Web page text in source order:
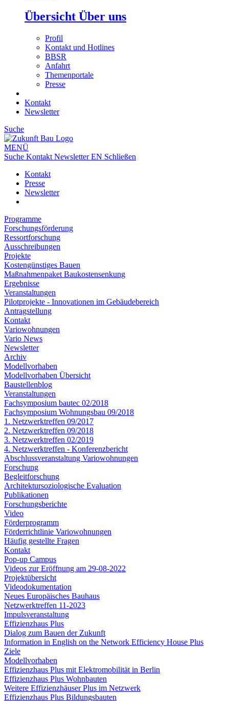
Übersicht Über uns
Profil
Kontakt und Hotlines
BBSR
Anfahrt
Themenportale
Presse
Kontakt
Newsletter
Suche
MENÜ
Suche Kontakt NewsletterEN Schließen
Kontakt
Presse
Newsletter
Programme
Forschungsförderung
Ressortforschung
Ausschreibungen
Projekte
Kostengünstiges Bauen
Maßnahmenpaket Baukostensenkung
Ergebnisse
Veranstaltungen
Pilotprojekte - Innovationen im Gebäudebereich
Antragstellung
Kontakt
Variowohnungen
Vario News
Newsletter
Archiv
Modellvorhaben
Modellvorhaben Übersicht
Baustellenblog
Veranstaltungen
Fachsymposium bautec 02/2018
Fachsymposium Wohnungsbau 09/2018
1. Netzwerktreffen 09/2017
2. Netzwerktreffen 09/2018
3. Netzwerktreffen 02/2019
4. Netzwerktreffen - Konferenzbericht
Abschlussveranstaltung Variowohnungen
Forschung
Begleitforschung
Architektursoziologische Evaluation
Publikationen
Forschungsberichte
Video
Förderprogramm
Förderrichtlinie Variowohnungen
Häufig gestellte Fragen
Kontakt
Pop-up Campus
Videos zur Eröffnung am 29-08-2022
Projektübersicht
Videodokumentation
Neues Europäisches Bauhaus
Netzwerktreffen 11-2023
Impulsveranstaltung
Effizienzhaus Plus
Dialog zum Bauen der Zukunft
Information in English on the Network Efficiency House Plus
Ziele
Modellvorhaben
Effizienzhaus Plus mit Elektromobilität in Berlin
Effizienzhaus Plus Wohnbauten
Weitere Effizienzhäuser Plus im Netzwerk
Effizienzhaus Plus Bildungsbauten